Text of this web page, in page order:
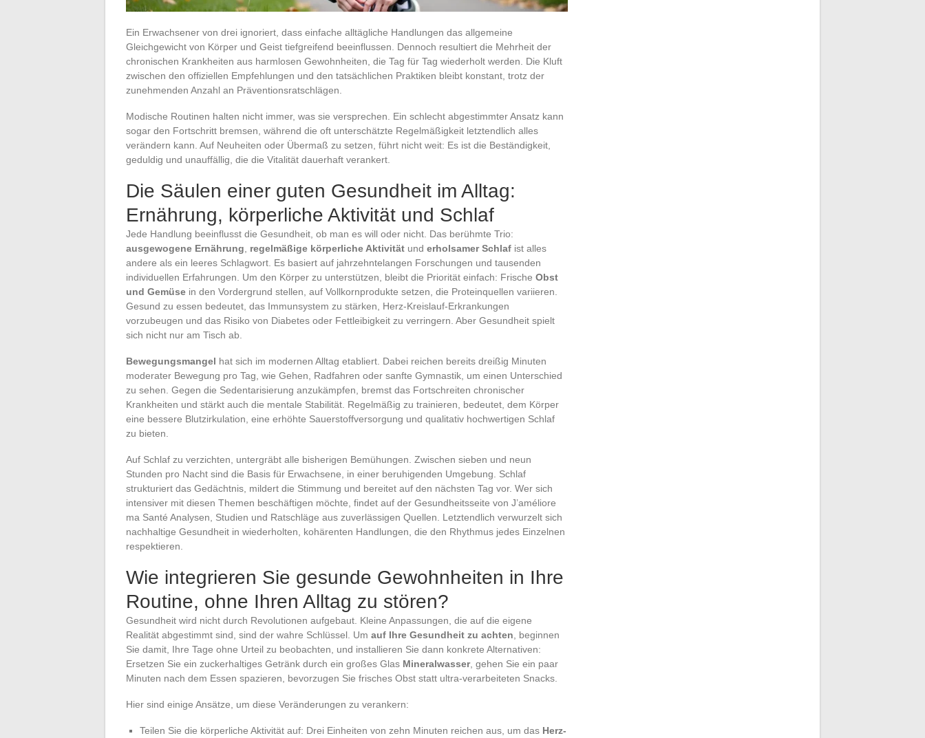
Ein Erwachsener von drei ignoriert, dass einfache alltägliche Handlungen das allgemeine
Gleichgewicht von Körper und Geist tiefgreifend beeinflussen. Dennoch resultiert die Mehrheit der
chronischen Krankheiten aus harmlosen Gewohnheiten, die Tag für Tag wiederholt werden. Die Kluft
zwischen den offiziellen Empfehlungen und den tatsächlichen Praktiken bleibt konstant, trotz der
zunehmenden Anzahl an Präventionsratschlägen.
Modische Routinen halten nicht immer, was sie versprechen. Ein schlecht abgestimmter Ansatz kann
sogar den Fortschritt bremsen, während die oft unterschätzte Regelmäßigkeit letztendlich alles
verändern kann. Auf Neuheiten oder Übermaß zu setzen, führt nicht weit: Es ist die Beständigkeit,
geduldig und unauffällig, die die Vitalität dauerhaft verankert.
Die Säulen einer guten Gesundheit im Alltag:
Ernährung, körperliche Aktivität und Schlaf
Jede Handlung beeinflusst die Gesundheit, ob man es will oder nicht. Das berühmte Trio:
ausgewogene Ernährung
regelmäßige körperliche Aktivität und erholsamer Schlaf ist alles
andere als ein leeres Schlagwort. Es basiert auf jahrzehntelangen Forschungen und tausenden
individuellen Erfahrungen. Um den Körper zu unterstützen, bleibt die Priorität einfach: Frische Obst
und Gemüse in den Vordergrund stellen, auf Vollkornprodukte setzen, die Proteinquellen variieren.
Gesund zu essen bedeutet, das Immunsystem zu stärken, Herz-Kreislauf-Erkrankungen
vorzubeugen und das Risiko von Diabetes oder Fettleibigkeit zu verringern. Aber Gesundheit spielt
sich nicht nur am Tisch ab.
Bewegungsmangel hat sich im modernen Alltag etabliert. Dabei reichen bereits dreißig Minuten
moderater Bewegung pro Tag, wie Gehen, Radfahren oder sanfte Gymnastik, um einen Unterschied
zu sehen. Gegen die Sedentarisierung anzukämpfen, bremst das Fortschreiten chronischer
Krankheiten und stärkt auch die mentale Stabilität. Regelmäßig zu trainieren, bedeutet, dem Körper
eine bessere Blutzirkulation, eine erhöhte Sauerstoffversorgung und qualitativ hochwertigen Schlaf
zu bieten.
Auf Schlaf zu verzichten, untergräbt alle bisherigen Bemühungen. Zwischen sieben und neun
Stunden pro Nacht sind die Basis für Erwachsene, in einer beruhigenden Umgebung. Schlaf
strukturiert das Gedächtnis, mildert die Stimmung und bereitet auf den nächsten Tag vor. Wer sich
intensiver mit diesen Themen beschäftigen möchte, findet auf der Gesundheitsseite von J’améliore
ma Santé Analysen, Studien und Ratschläge aus zuverlässigen Quellen. Letztendlich verwurzelt sich
nachhaltige Gesundheit in wiederholten, kohärenten Handlungen, die den Rhythmus jedes Einzelnen
respektieren.
Wie integrieren Sie gesunde Gewohnheiten in Ihre
Routine, ohne Ihren Alltag zu stören?
Gesundheit wird nicht durch Revolutionen aufgebaut. Kleine Anpassungen, die auf die eigene
Realität abgestimmt sind, sind der wahre Schlüssel. Um auf Ihre Gesundheit zu achten , beginnen
Sie damit, Ihre Tage ohne Urteil zu beobachten, und installieren Sie dann konkrete Alternativen:
Ersetzen Sie ein zuckerhaltiges Getränk durch ein großes Glas Mineralwasser, gehen Sie ein paar
Minuten nach dem Essen spazieren, bevorzugen Sie frisches Obst statt ultra-verarbeiteten Snacks.
Hier sind einige Ansätze, um diese Veränderungen zu verankern:
Teilen Sie die körperliche Aktivität auf: Drei Einheiten von zehn Minuten reichen aus, um das Herz-